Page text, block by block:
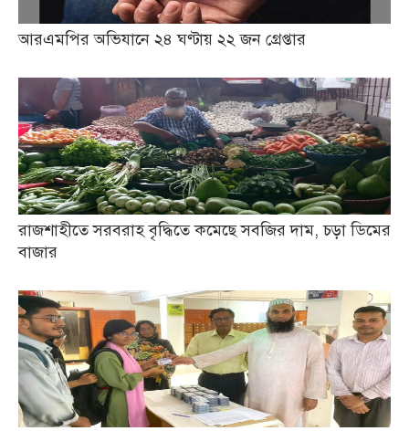
আরএমপির অভিযানে ২৪ ঘণ্টায় ২২ জন গ্রেপ্তার
রাজশাহীতে সরবরাহ বৃদ্ধিতে কমেছে সবজির দাম, চড়া ডিমের
বাজার